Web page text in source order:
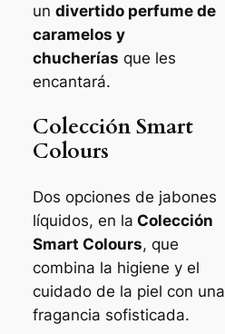
un divertido perfume de
caramelos y
chucherías que les
encantará.
Colección Smart
Colours
Dos opciones de jabones
líquidos, en la Colección
Smart Colours, que
combina la higiene y el
cuidado de la piel con una
fragancia sofisticada.